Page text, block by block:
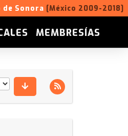
de Sonora [México 2009-2018]
MEMBRESÍAS